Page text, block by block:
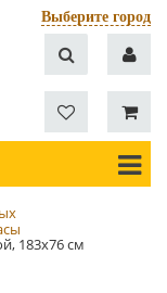
Выберите город
183х76 см